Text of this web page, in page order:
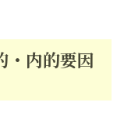
・内的要因